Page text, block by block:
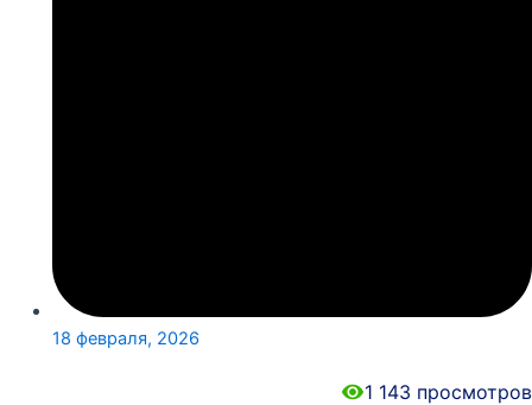
18 февраля, 2026
1 143 просмотров